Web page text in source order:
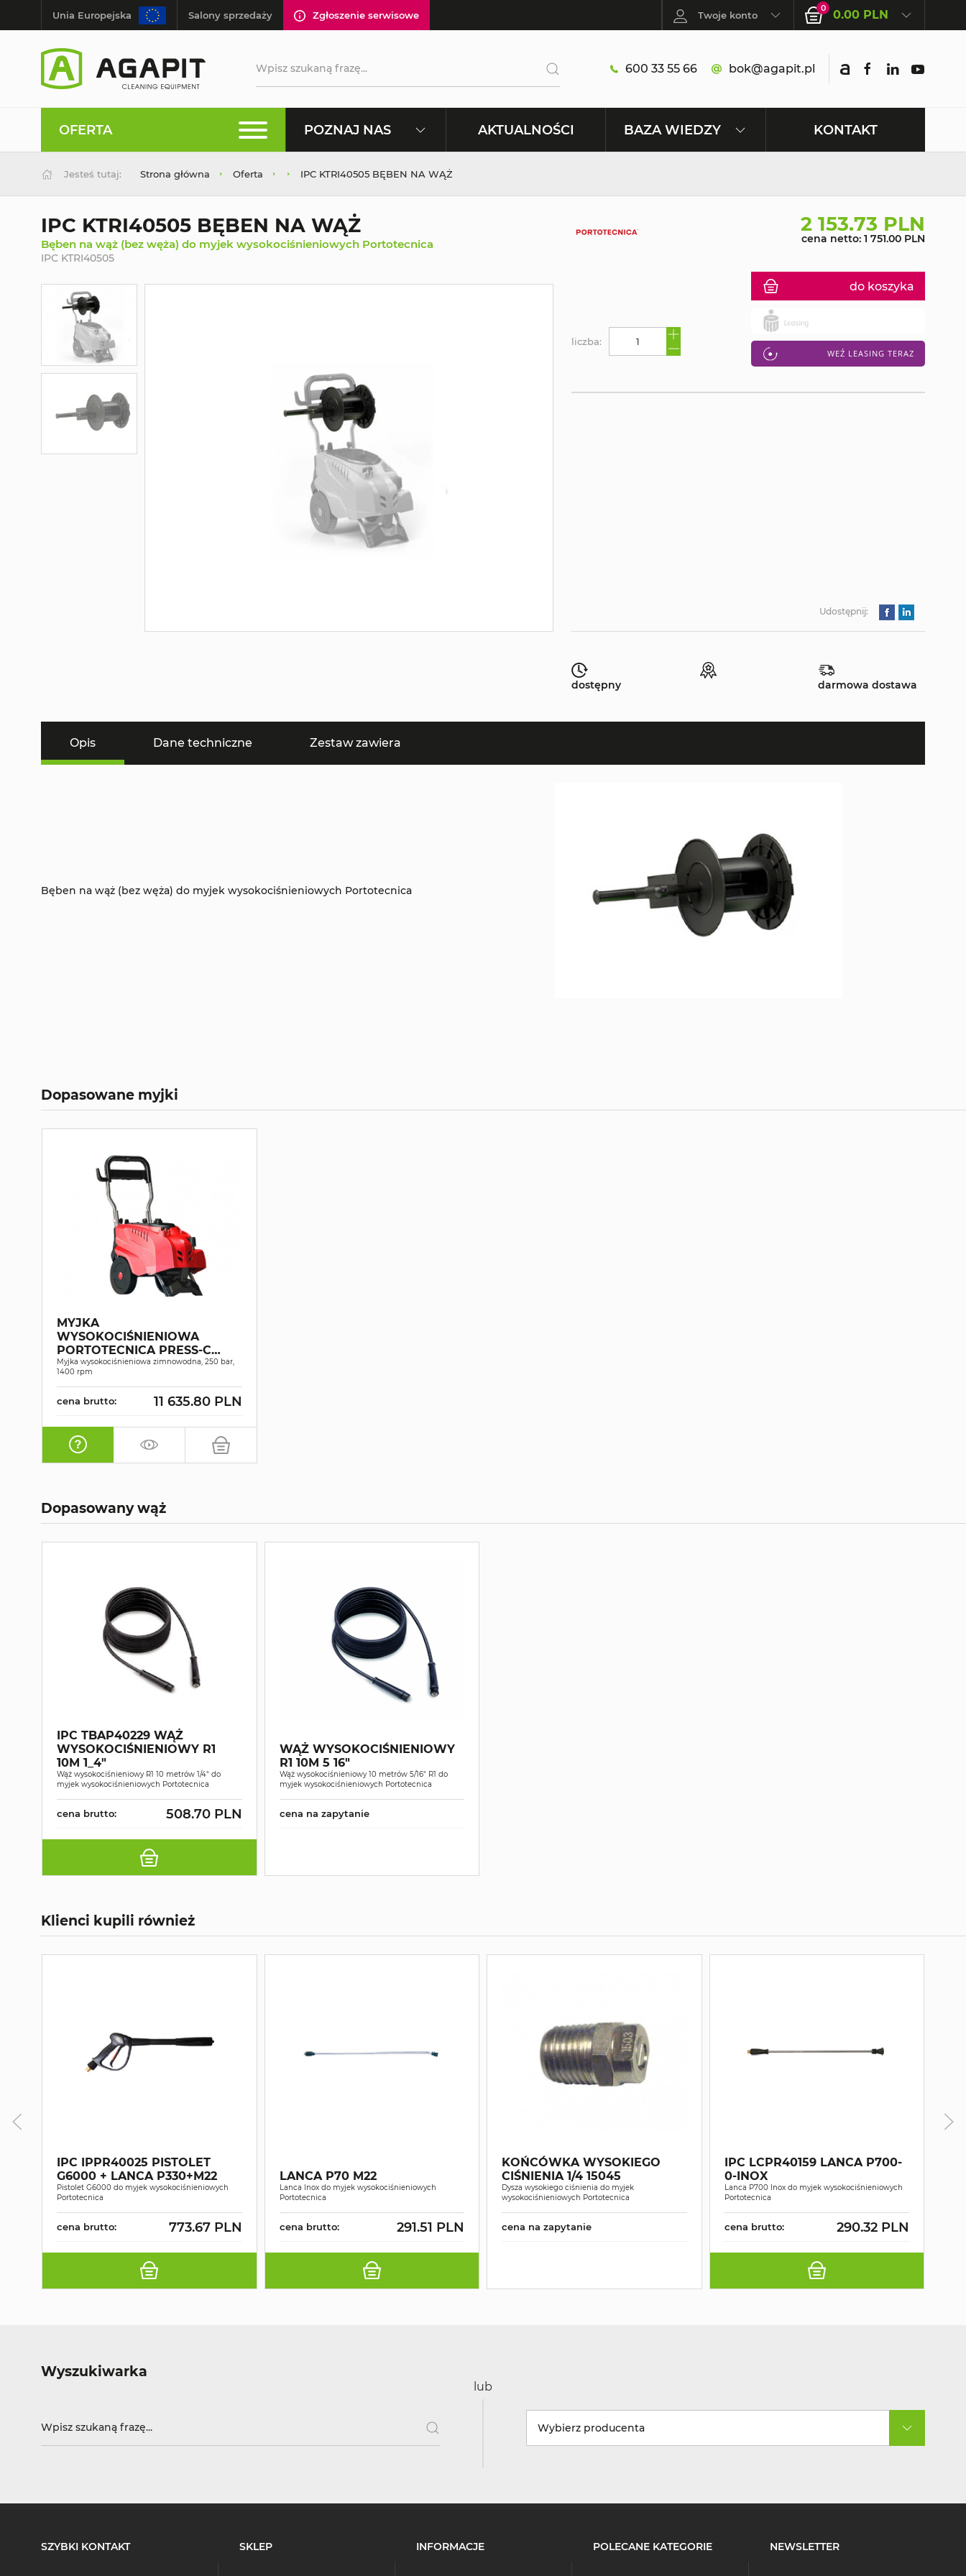
Unia Europejska Salony sprzedaży Zgłoszenie serwisowe Twoje konto
0 0.00 PLN
600 33 55 66 bok@agapit.pl
OFERTA POZNAJ NAS AKTUALNOŚCI BAZA WIEDZY KONTAKT
Jesteś tutaj: Strona główna Oferta IPC KTRI40505 BĘBEN NA WĄŻ
IPC KTRI40505 BĘBEN NA WĄŻ
Bęben na wąż (bez węża) do myjek wysokociśnieniowych Portotecnica
IPC KTRI40505
2 153.73 PLN
cena netto: 1 751.00 PLN
do koszyka
WEŹ LEASING TERAZ
liczba:
Udostępnij:
dostępny darmowa dostawa
Opis Dane techniczne Zestaw zawiera
Bęben na wąż (bez węża) do myjek wysokociśnieniowych Portotecnica
Dopasowane myjki
MYJKA
WYSOKOCIŚNIENIOWA
PORTOTECNICA PRESS-C
DP2515P4 T
Myjka wysokociśnieniowa zimnowodna, 250 bar,
1400 rpm
cena brutto: 11 635.80 PLN
Dopasowany wąż
IPC TBAP40229 WĄŻ
WYSOKOCIŚNIENIOWY R1
10M 1_4"
Wąż wysokociśnieniowy R1 10 metrów 1/4" do
myjek wysokociśnieniowych Portotecnica
cena brutto: 508.70 PLN
WĄŻ WYSOKOCIŚNIENIOWY
R1 10M 5 16"
Wąż wysokociśnieniowy 10 metrów 5/16" R1 do
myjek wysokociśnieniowych Portotecnica
cena na zapytanie
Klienci kupili również
IPC IPPR40025 PISTOLET
G6000 + LANCA P330+M22
Pistolet G6000 do myjek wysokociśnieniowych
Portotecnica
cena brutto: 773.67 PLN
LANCA P70 M22
Lanca Inox do myjek wysokociśnieniowych
Portotecnica
cena brutto: 291.51 PLN
KOŃCÓWKA WYSOKIEGO
CIŚNIENIA 1/4 15045
Dysza wysokiego ciśnienia do myjek
wysokociśnieniowych Portotecnica
cena na zapytanie
IPC LCPR40159 LANCA P700-
0-INOX
Lanca P700 Inox do myjek wysokociśnieniowych
Portotecnica
cena brutto: 290.32 PLN
Wyszukiwarka
lub
Wybierz producenta
SZYBKI KONTAKT SKLEP INFORMACJE POLECANE KATEGORIE NEWSLETTER